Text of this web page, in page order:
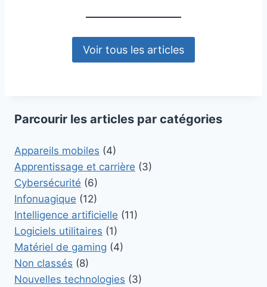
Voir tous les articles
Parcourir les articles par catégories
Appareils mobiles (4)
Apprentissage et carrière (3)
Cybersécurité (6)
Infonuagique (12)
Intelligence artificielle (11)
Logiciels utilitaires (1)
Matériel de gaming (4)
Non classés (8)
Nouvelles technologies (3)